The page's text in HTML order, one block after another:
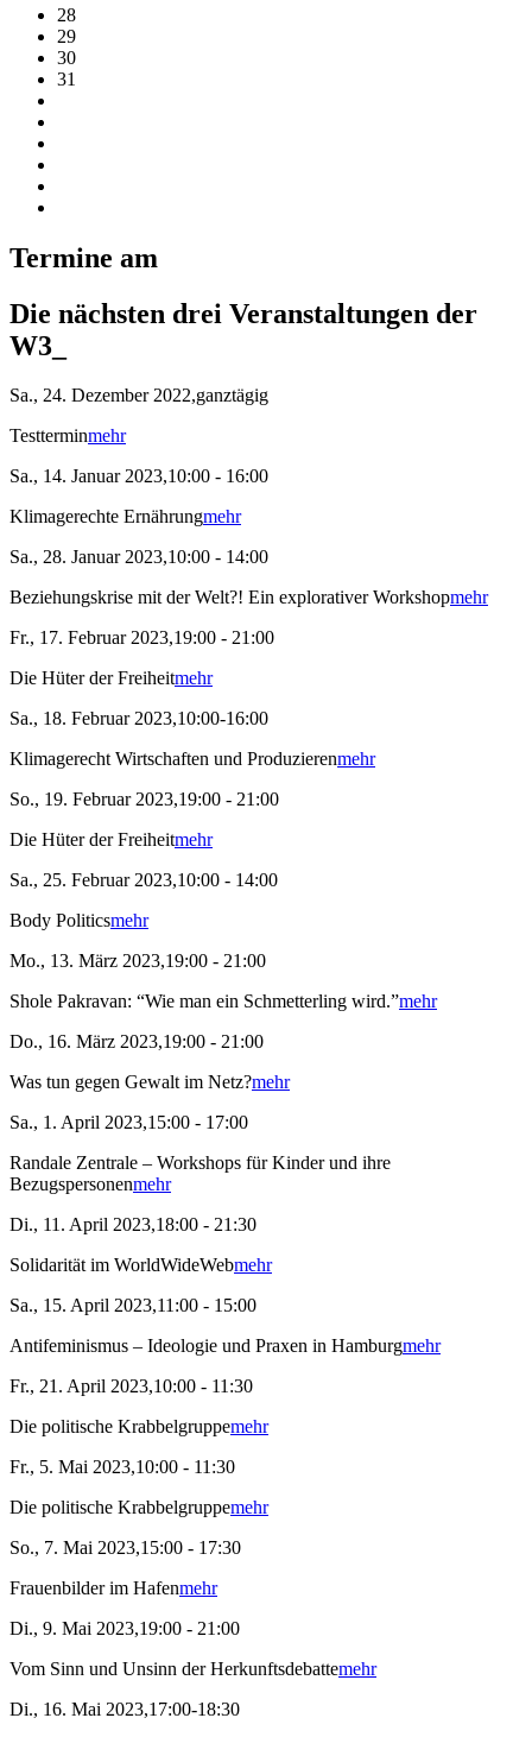
28
29
30
31
Termine am
Die nächsten drei Veranstaltungen der
W3_
Sa., 24. Dezember 2022,ganztägig
Testterminmehr
Sa., 14. Januar 2023,10:00 - 16:00
Klimagerechte Ernährungmehr
Sa., 28. Januar 2023,10:00 - 14:00
Beziehungskrise mit der Welt?! Ein explorativer Workshopmehr
Fr., 17. Februar 2023,19:00 - 21:00
Die Hüter der Freiheitmehr
Sa., 18. Februar 2023,10:00-16:00
Klimagerecht Wirtschaften und Produzierenmehr
So., 19. Februar 2023,19:00 - 21:00
Die Hüter der Freiheitmehr
Sa., 25. Februar 2023,10:00 - 14:00
Body Politicsmehr
Mo., 13. März 2023,19:00 - 21:00
Shole Pakravan: “Wie man ein Schmetterling wird.”mehr
Do., 16. März 2023,19:00 - 21:00
Was tun gegen Gewalt im Netz?mehr
Sa., 1. April 2023,15:00 - 17:00
Randale Zentrale – Workshops für Kinder und ihre
Bezugspersonenmehr
Di., 11. April 2023,18:00 - 21:30
Solidarität im WorldWideWebmehr
Sa., 15. April 2023,11:00 - 15:00
Antifeminismus – Ideologie und Praxen in Hamburgmehr
Fr., 21. April 2023,10:00 - 11:30
Die politische Krabbelgruppemehr
Fr., 5. Mai 2023,10:00 - 11:30
Die politische Krabbelgruppemehr
So., 7. Mai 2023,15:00 - 17:30
Frauenbilder im Hafenmehr
Di., 9. Mai 2023,19:00 - 21:00
Vom Sinn und Unsinn der Herkunftsdebattemehr
Di., 16. Mai 2023,17:00-18:30